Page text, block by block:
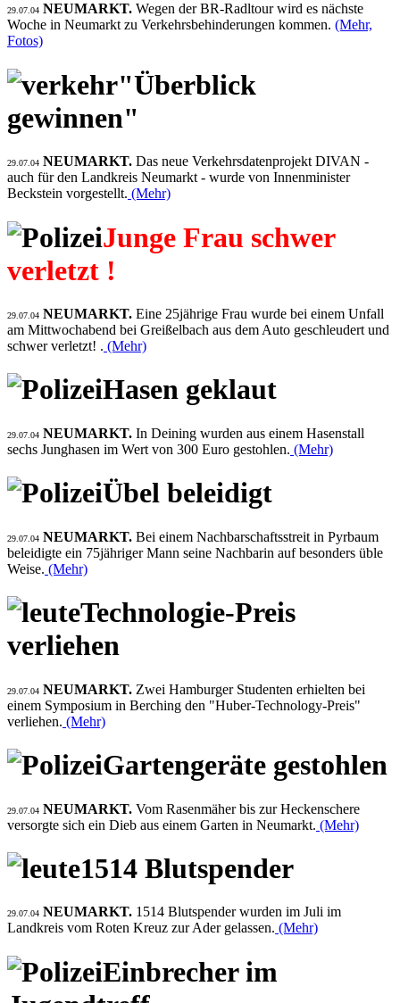
29.07.04 NEUMARKT. Wegen der BR-Radltour wird es nächste
Woche in Neumarkt zu Verkehrsbehinderungen kommen. (Mehr,
Fotos)
"Überblick
gewinnen"
29.07.04 NEUMARKT. Das neue Verkehrsdatenprojekt DIVAN -
auch für den Landkreis Neumarkt - wurde von Innenminister
Beckstein vorgestellt. (Mehr)
Junge Frau schwer
verletzt !
29.07.04 NEUMARKT. Eine 25jährige Frau wurde bei einem Unfall
am Mittwochabend bei Greißelbach aus dem Auto geschleudert und
schwer verletzt! . (Mehr)
Hasen geklaut
29.07.04 NEUMARKT. In Deining wurden aus einem Hasenstall
sechs Junghasen im Wert von 300 Euro gestohlen. (Mehr)
Übel beleidigt
29.07.04 NEUMARKT. Bei einem Nachbarschaftsstreit in Pyrbaum
beleidigte ein 75jähriger Mann seine Nachbarin auf besonders üble
Weise. (Mehr)
Technologie-Preis
verliehen
29.07.04 NEUMARKT. Zwei Hamburger Studenten erhielten bei
einem Symposium in Berching den "Huber-Technology-Preis"
verliehen. (Mehr)
Gartengeräte gestohlen
29.07.04 NEUMARKT. Vom Rasenmäher bis zur Heckenschere
versorgte sich ein Dieb aus einem Garten in Neumarkt. (Mehr)
1514 Blutspender
29.07.04 NEUMARKT. 1514 Blutspender wurden im Juli im
Landkreis vom Roten Kreuz zur Ader gelassen. (Mehr)
Einbrecher im